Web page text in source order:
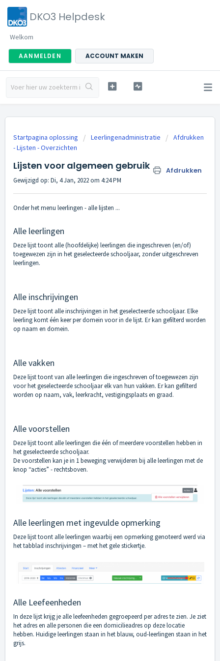
DKO3 Helpdesk
Welkom
AANMELDEN ACCOUNT MAKEN
Startpagina oplossing Leerlingenadministratie
Afdrukken
- Lijsten - Overzichten
Lijsten voor algemeen gebruik Afdrukken
Gewijzigd op: Di, 4 Jan, 2022 om 4:24 PM
Onder het menu leerlingen - alle lijsten ...
Alle leerlingen
Deze lijst toont alle (hoofdelijke) leerlingen die ingeschreven (en/of)
toegewezen zijn in het geselecteerde schooljaar, zonder uitgeschreven
leerlingen.
Alle inschrijvingen
Deze lijst toont alle inschrijvingen in het geselecteerde schooljaar. Elke
leerling komt één keer per domein voor in de lijst. Er kan gefilterd worden
op naam en domein.
Alle vakken
Deze lijst toont van alle leerlingen die ingeschreven of toegewezen zijn
voor het geselecteerde schooljaar elk van hun vakken. Er kan gefilterd
worden op naam, vak, leerkracht, vestigingsplaats en graad.
Alle voorstellen
Deze lijst toont alle leerlingen die één of meerdere voorstellen hebben in
het geselecteerde schooljaar.
De voorstellen kan je in 1 beweging verwijderen bij alle leerlingen met de
knop “acties” - rechtsboven.
Alle leerlingen met ingevulde opmerking
Deze lijst toont alle leerlingen waarbij een opmerking genoteerd werd via
het tabblad inschrijvingen – met het gele stickertje.
Alle Leefeenheden
In deze lijst krijg je alle leefeenheden gegroepeerd per adres te zien. Je ziet
het adres en alle personen die een domicilieadres op deze locatie
hebben. Huidige leerlingen staan in het blauw, oud-leerlingen staan in het
grijs.